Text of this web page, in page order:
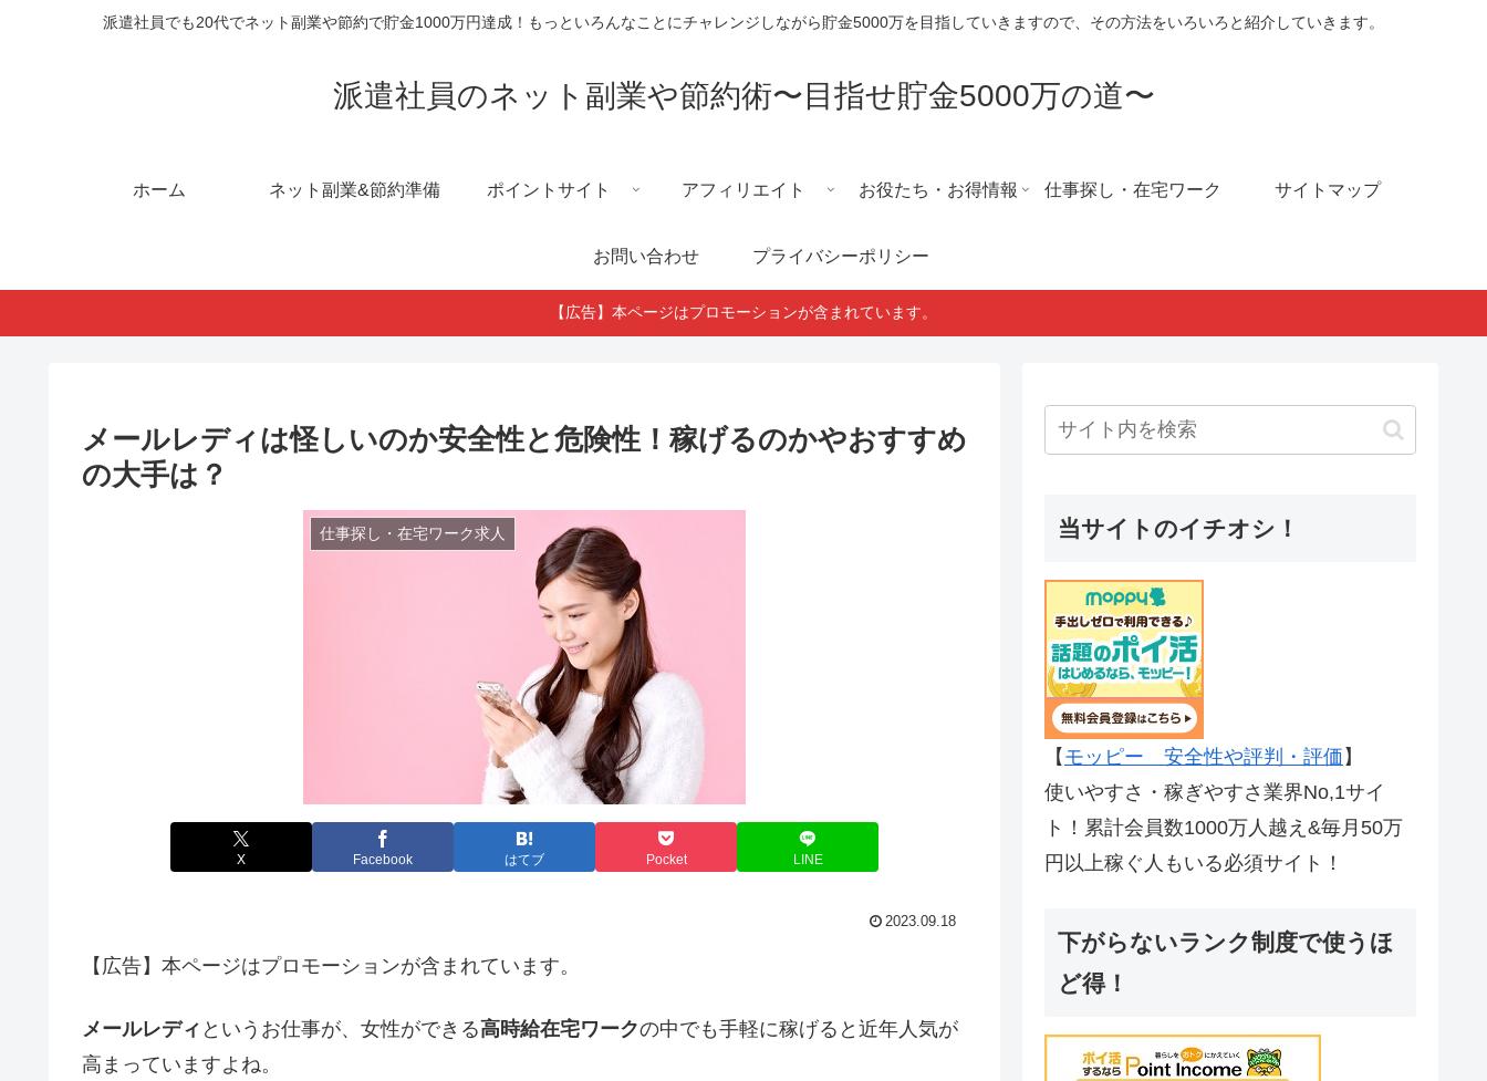
派遣社員でも20代でネット副業や節約で貯金1000万円達成！もっといろんなことにチャレンジしながら貯金5000万を目指していきますので、その方法をいろいろと紹介していきます。
派遣社員のネット副業や節約術〜目指せ貯金5000万の道〜
ホーム ネット副業&節約準備 ポイントサイト アフィリエイト お役たち・お得情報 仕事探し・在宅ワーク サイトマップ
お問い合わせ プライバシーポリシー
【広告】本ページはプロモーションが含まれています。
メールレディは怪しいのか安全性と危険性！稼げるのかやおすすめ
の大手は？
仕事探し・在宅ワーク求人
X Facebook はてブ Pocket LINE
2023.09.18
【広告】本ページはプロモーションが含まれています。
メールレディ というお仕事が、女性ができる高時給在宅ワークの中でも手軽に稼げると近年人気が
高まっていますよね。
当サイトのイチオシ！
【 モッピー 安全性や評判・評価 】
使いやすさ・稼ぎやすさ業界No,1サイ
ト！累計会員数1000万人越え&毎月50万
円以上稼ぐ人もいる必須サイト！
下がらないランク制度で使うほ
ど得！